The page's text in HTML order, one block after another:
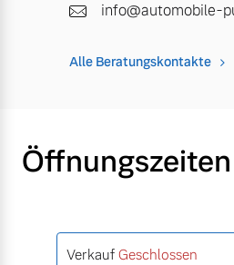
info@automobile-
Alle Beratungskontakte
Öffnungszeiten
Verkauf Geschlossen